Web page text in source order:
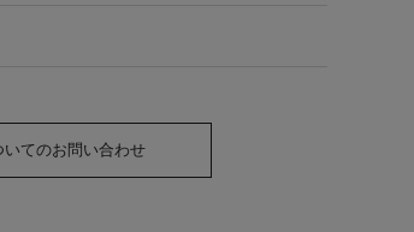
いてのお問い合わせ